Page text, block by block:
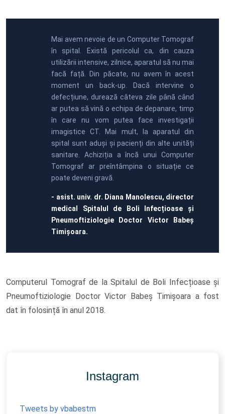
Mai avem nevoie de un Computer Tomograf
în spital. Există pericolul ca, din cauza
utilizării intensive, zilnice, aparatul să nu mai
facă față. Din păcate, nu avem în acest
moment un back-up. Dacă intervine o
defecțiune, durează câteva zile până când
ar putea să vină o echipa de depanare, timp
în care nu vom putea face investigații
imagistice CT. Mai mult, la aparatul din
spital sunt aduși și pacienți din alte unități
sanitare. Achiziția a încă unui Computer
Tomograf ar preîntâmpina o situație ce
poate deveni gravă.
- asist. univ. dr. Diana Manolescu, director
medical Spitalul de Boli Infecțioase și
Pneumoftiziologie Doctor Victor Babeș
Timișoara.
Computerul Tomograf de la Spitalul de Boli Infecțioase și
Pneumoftiziologie Doctor Victor Babeș Timișoara a fost
dat în folosință în anul 2018.
Instagram
Tweets by vbabestm